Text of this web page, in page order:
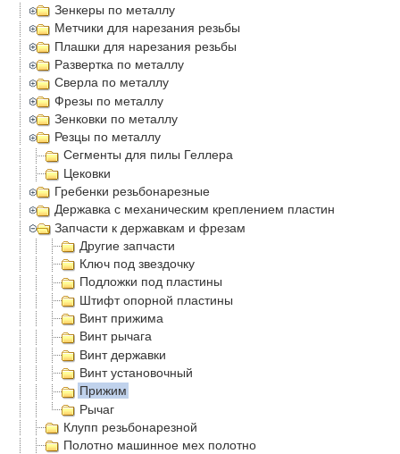
Зенкеры по металлу
Метчики для нарезания резьбы
Плашки для нарезания резьбы
Развертка по металлу
Сверла по металлу
Фрезы по металлу
Зенковки по металлу
Резцы по металлу
Сегменты для пилы Геллера
Цековки
Гребенки резьбонарезные
Державка с механическим креплением пластин
Запчасти к державкам и фрезам
Другие запчасти
Ключ под звездочку
Подложки под пластины
Штифт опорной пластины
Винт прижима
Винт рычага
Винт державки
Винт установочный
Прижим
Рычаг
Клупп резьбонарезной
Полотно машинное мех полотно